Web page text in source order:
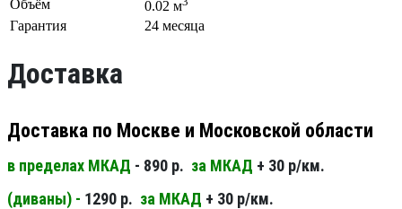
Объём
0.02 м
Гарантия 24 месяца
Доставка
Доставка по Москве и Московской области
в пределах МКАД - 890 р. за МКАД + 30 р/км.
(диваны) - 1290 р. за МКАД + 30 р/км.